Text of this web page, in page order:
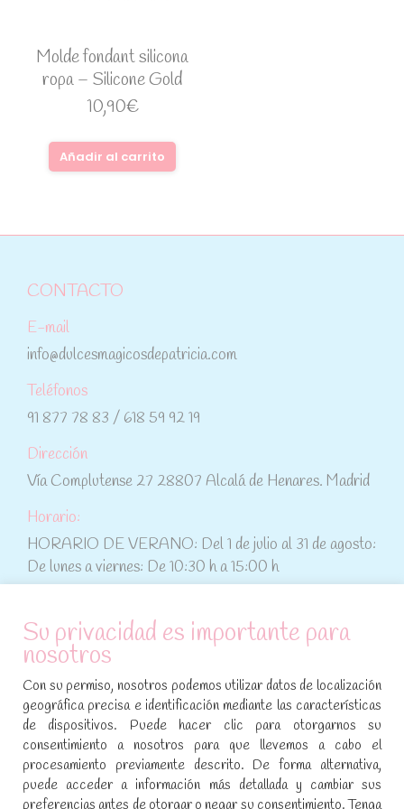
Molde fondant silicona
ropa – Silicone Gold
10,90€
Añadir al carrito
CONTACTO
E-mail
info@dulcesmagicosdepatricia.com
Teléfonos
91 877 78 83 / 618 59 92 19
Dirección
Vía Complutense 27 28807 Alcalá de Henares. Madrid
Horario:
HORARIO DE VERANO: Del 1 de julio al 31 de agosto:
De lunes a viernes: De 10:30 h a 15:00 h
ATENCIÓN AL CLIENTE
Condiciones de compra
Aviso legal y política de privacidad
Política de cookies
SÍGUENOS EN REDES SOCIALES
Su privacidad es importante para
nosotros
Con su permiso, nosotros podemos utilizar datos de localización
geográfica precisa e identificación mediante las características
de dispositivos. Puede hacer clic para otorgarnos su
consentimiento a nosotros para que llevemos a cabo el
procesamiento previamente descrito. De forma alternativa,
puede acceder a información más detallada y cambiar sus
preferencias antes de otorgar o negar su consentimiento. Tenga